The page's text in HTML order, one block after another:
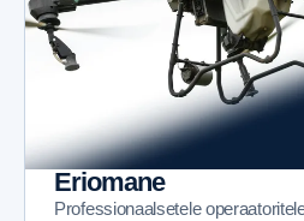
Eriomane
Professionaalsetele